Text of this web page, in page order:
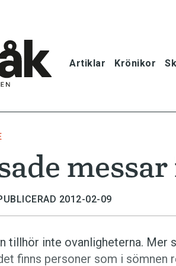
Artiklar Krönikor
Krönikor
Språkfrågor
2012-02-09
tillhör inte ovanligheterna. Mer
finns personer som i sömnen